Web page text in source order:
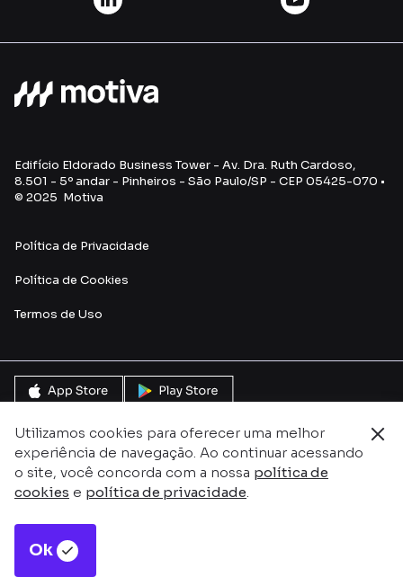
Utilizamos cookies para oferecer uma melhor
experiência de navegação. Ao continuar acessando
o site, você concorda com a nossa política de
cookies e política de privacidade.
Ok
Edifício Eldorado Business Tower - Av. Dra. Ruth Cardoso,
8.501 - 5º andar - Pinheiros - São Paulo/SP - CEP 05425-070 •
© 2025 Motiva
Política de Privacidade
Política de Cookies
Termos de Uso
Este site é protegido pelo reCAPTCHA e pela